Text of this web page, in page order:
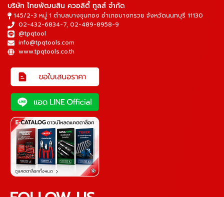
บริษัท ไทยพัฒนสิน ควอลิตี้ ทูลส์ จำกัด
145/2-3 หมู่ 1 ตำบลบางขุนกอง อำเภอบางกรวย จังหวัดนนทบุรี 11130
02-432-6834-7, 02-489-8958-9
@tpqtool
info@tpqtools.com
www.tpqtools.co.th